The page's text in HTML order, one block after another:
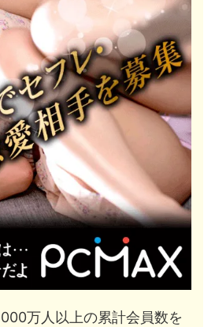
万人以上の累計会員数を